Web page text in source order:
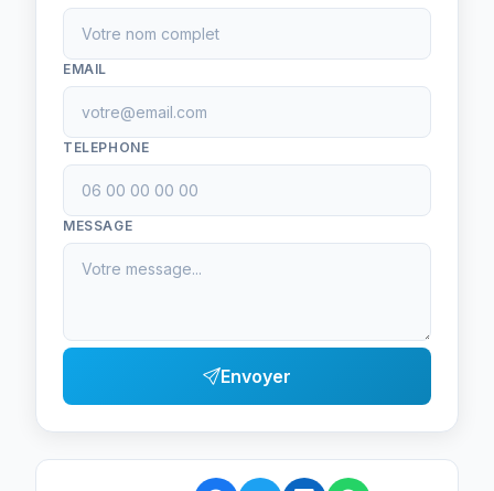
EMAIL
TELEPHONE
MESSAGE
Envoyer